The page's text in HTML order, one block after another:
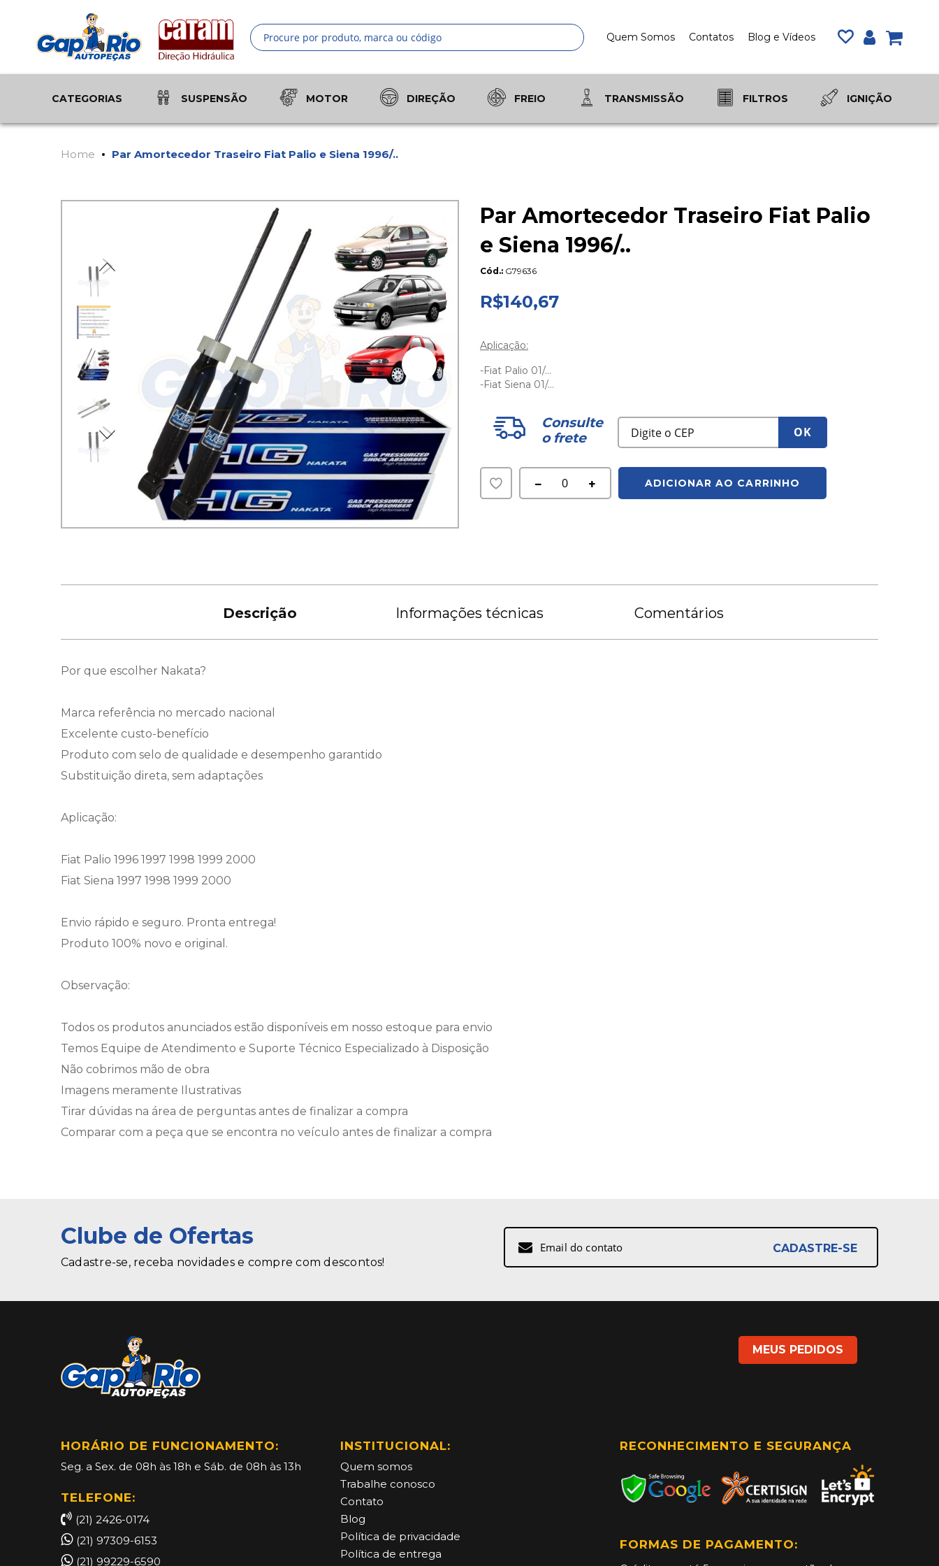
Quem Somos Contatos Blog e Vídeos
Pesquisa
Pesquisa
CATEGORIAS SUSPENSÃO MOTOR DIREÇÃO FREIO TRANSMISSÃO FILTROS IGNIÇÃO
Home Par Amortecedor Traseiro Fiat Palio e Siena 1996/..
Galeria
imagens
Galeria
imagens
Par Amortecedor Traseiro Fiat Palio
e Siena 1996/..
Cód. G79636
R$140,67
Aplicação:
-Fiat Palio 01/...
-Fiat Siena 01/...
Adicionar
de
desejos
ADICIONAR AO CARRINHO
Consulte
o frete
OK
Descrição
Por que escolher Nakata?
Marca referência no mercado nacional
Excelente custo-benefício
Produto com selo de qualidade e desempenho garantido
Substituição direta, sem adaptações
Aplicação:
Fiat Palio 1996 1997 1998 1999 2000
Fiat Siena 1997 1998 1999 2000
Envio rápido e seguro. Pronta entrega!
Produto 100% novo e original.
Observação:
Todos os produtos anunciados estão disponíveis em nosso estoque para envio
Temos Equipe de Atendimento e Suporte Técnico Especializado à Disposição
Não cobrimos mão de obra
Imagens meramente Ilustrativas
Tirar dúvidas na área de perguntas antes de finalizar a compra
Comparar com a peça que se encontra no veículo antes de finalizar a compra
Informações técnicas Comentários
Clube de Ofertas
Cadastre-se, receba novidades e compre com descontos!
Inscreva-
na
CADASTRE-SE
MEUS PEDIDOS
HORÁRIO DE FUNCIONAMENTO:
Seg. a Sex. de 08h às 18h e Sáb. de 08h às 13h
TELEFONE:
(21) 2426-0174
(21) 97309-6153
(21) 99229-6590
INSTITUCIONAL:
Quem somos
Trabalhe conosco
Contato
Blog
Política de privacidade
Política de entrega
RECONHECIMENTO E SEGURANÇA
FORMAS DE PAGAMENTO: